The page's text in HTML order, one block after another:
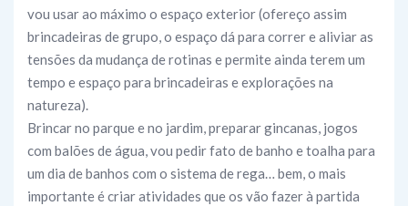
vou usar ao máximo o espaço exterior (ofereço assim
brincadeiras de grupo, o espaço dá para correr e aliviar as
tensões da mudança de rotinas e permite ainda terem um
tempo e espaço para brincadeiras e explorações na
natureza).
Brincar no parque e no jardim, preparar gincanas, jogos
com balões de água, vou pedir fato de banho e toalha para
um dia de banhos com o sistema de rega… bem, o mais
importante é criar atividades que os vão fazer à partida